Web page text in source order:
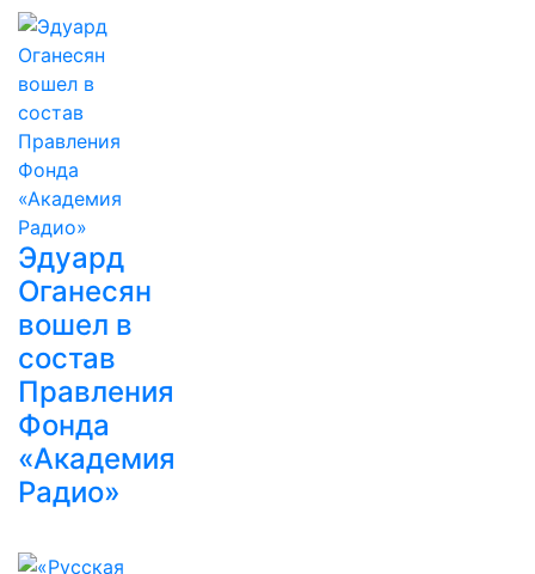
Эдуард
Оганесян
вошел в
состав
Правления
Фонда
«Академия
Радио»